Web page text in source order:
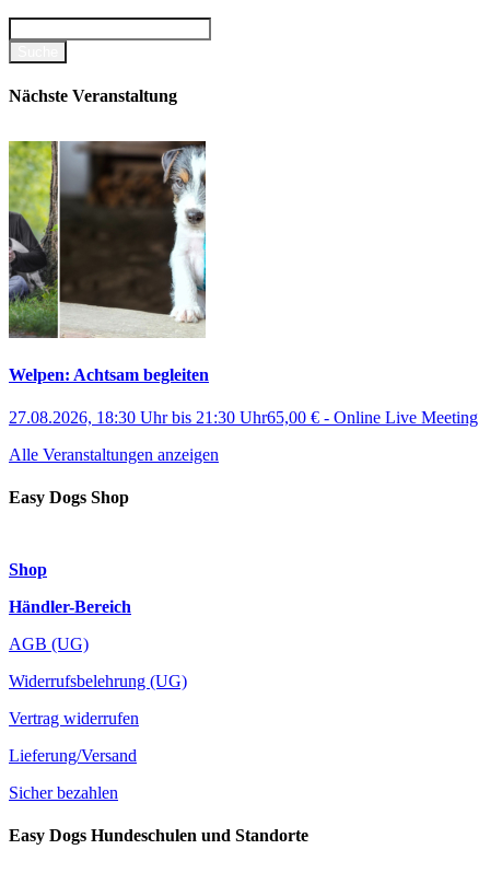
Nächste Veranstaltung
Welpen: Achtsam begleiten
27.08.2026, 18:30 Uhrbis 21:30 Uhr65,00 € - Online Live Meeting
Alle Veranstaltungen anzeigen
Easy Dogs Shop
Shop
Händler-Bereich
AGB (UG)
Widerrufsbelehrung (UG)
Vertrag widerrufen
Lieferung/Versand
Sicher bezahlen
Easy Dogs Hundeschulen und Standorte